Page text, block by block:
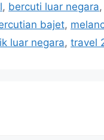
, bercuti luar negara,
bajet,
luar negara, travel